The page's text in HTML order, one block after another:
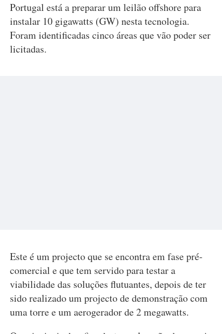
Portugal está a preparar um leilão offshore para
instalar 10 gigawatts (GW) nesta tecnologia.
Foram identificadas cinco áreas que vão poder ser
licitadas.
Este é um projecto que se encontra em fase pré-
comercial e que tem servido para testar a
viabilidade das soluções flutuantes, depois de ter
sido realizado um projecto de demonstração com
uma torre e um aerogerador de 2 megawatts.